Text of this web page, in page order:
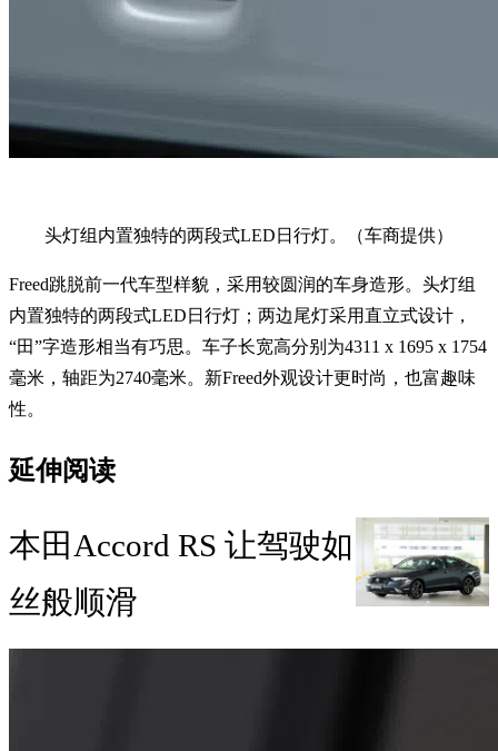
头灯组内置独特的两段式LED日行灯。（车商提供）
Freed跳脱前一代车型样貌，采用较圆润的车身造形。头灯组
内置独特的两段式LED日行灯；两边尾灯采用直立式设计，
“田”字造形相当有巧思。车子长宽高分别为4311 x 1695 x 1754
毫米，轴距为2740毫米。新Freed外观设计更时尚，也富趣味
性。
延伸阅读
本田Accord RS 让驾驶如
丝般顺滑